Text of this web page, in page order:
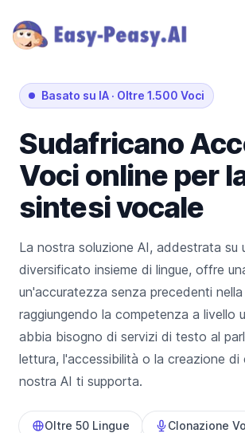
Basato su IA · Oltre 1.500 Voci
Sudafricano
Voci online per
sintesi vocale
La nostra soluzione AI, addestrata su
diversificato insieme di lingue, offre
un'accuratezza senza precedenti
raggiungendo la competenza a livello
abbia bisogno di servizi di testo al
lettura, l'accessibilità o la creazione di
nostra AI ti supporta.
Oltre 50 Lingue Clonazione